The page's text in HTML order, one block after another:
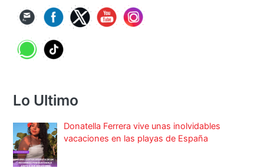
Lo Ultimo
Donatella Ferrera vive unas inolvidables
vacaciones en las playas de España